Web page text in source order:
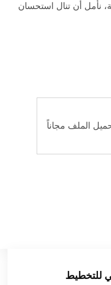
نأمل أن تنال استحسان
الملف مجاناً
للتخطيط